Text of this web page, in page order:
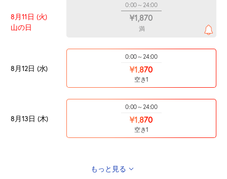
8月11日 (火)
山の日
0:00～24:00
¥1,870
満
8月12日 (水)
0:00～24:00
¥1,870
空き1
8月13日 (木)
0:00～24:00
¥1,870
空き1
もっと見る